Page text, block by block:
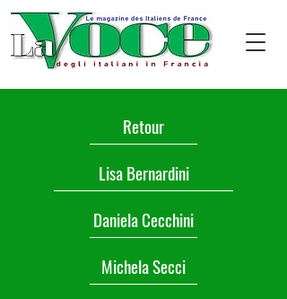
Retour
Lisa Bernardini
Daniela Cecchini
Michela Secci